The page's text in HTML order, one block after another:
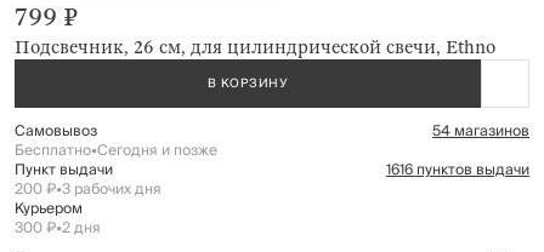
Подсвечник, 26 см, для цилиндрической свечи, Ethno
799 ₽
В КОРЗИНУ
Самовывоз 54 магазинов
Бесплатно•Сегодня и позже
Пункт выдачи 1616 пунктов выдачи
200 ₽•3 рабочих дня
Курьером
300 ₽•2 дня